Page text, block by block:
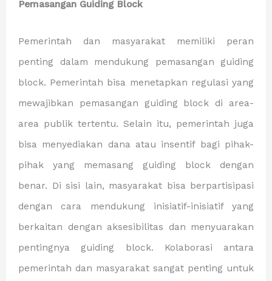
Pemasangan Guiding Block
Pemerintah dan masyarakat memiliki peran
penting dalam mendukung pemasangan guiding
block. Pemerintah bisa menetapkan regulasi yang
mewajibkan pemasangan guiding block di area-
area publik tertentu. Selain itu, pemerintah juga
bisa menyediakan dana atau insentif bagi pihak-
pihak yang memasang guiding block dengan
benar. Di sisi lain, masyarakat bisa berpartisipasi
dengan cara mendukung inisiatif-inisiatif yang
berkaitan dengan aksesibilitas dan menyuarakan
pentingnya guiding block. Kolaborasi antara
pemerintah dan masyarakat sangat penting untuk